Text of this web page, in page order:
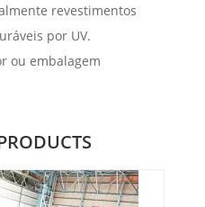
revestimentos
​​por UV.
ou embalagem